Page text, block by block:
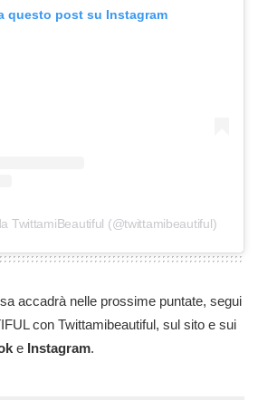
questo post su Instagram
TwittamiBeautiful (@twittamibeautiful)
accadrà nelle prossime puntate, segui
con Twittamibeautiful, sul sito e sui
e Instagram.